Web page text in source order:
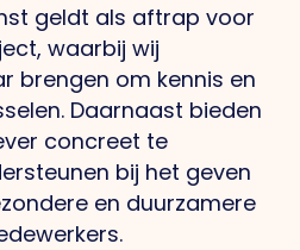
geldt als aftrap voor
waarbij wij
brengen om kennis en
Daarnaast bieden
concreet te
bij het geven
en duurzamere